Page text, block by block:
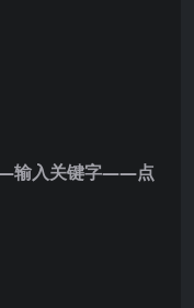
输入关键字——点